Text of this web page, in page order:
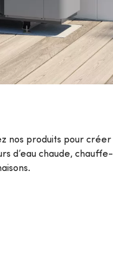
nos produits pour créer
d’eau chaude, chauffe-